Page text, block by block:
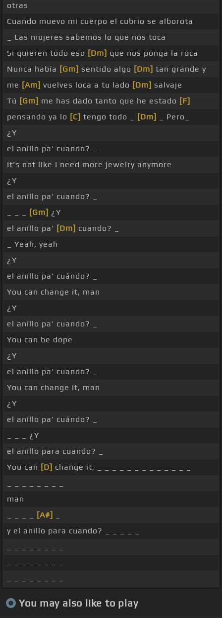
otras
Cuando muevo mi cuerpo el cubrio se alborota
_ Las mujeres sabemos lo que nos toca
Si quieren todo eso [Dm] que nos ponga la roca
Nunca había [Gm] sentido algo [Dm] tan grande y
me [Am] vuelves loca a tu lado [Dm] salvaje
Tú [Gm] me has dado tanto que he estado [F]
pensando ya lo [C] tengo todo _ [Dm]
_ Pero_
¿Y
el anillo pa' cuando? _
It's not like I need more jewelry anymore
¿Y
el anillo pa' cuando? _
[Gm] ¿Y
el anillo pa' [Dm] cuando? _
_ Yeah, yeah
¿Y
el anillo pa' cuándo? _
You can change it, man
¿Y
el anillo pa' cuando? _
You can be dope
¿Y
el anillo pa' cuando? _
You can change it, man
¿Y
el anillo pa' cuándo? _
_ _ _ ¿Y
el anillo para cuando? _
You can [D] change it, _ _ _ _ _ _ _ _ _ _ _ _ _
man
[A#]
y el anillo para cuando? _ _ _ _ _
You may also like to play